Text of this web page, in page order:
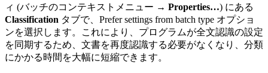
ィ (バッチのコンテキストメニュー → Properties…) にある
Classification タブで、Prefer settings from batch type オプショ
ンを選択します。これにより、プログラムが全文認識の設定
を同期するため、文書を再度認識する必要がなくなり、分類
にかかる時間を大幅に短縮できます。